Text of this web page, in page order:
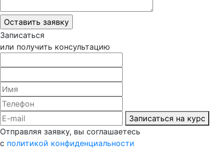
Записаться
или получить консультацию
Записаться на курс
Отправляя заявку, вы соглашаетесь
с политикой конфиденциальности